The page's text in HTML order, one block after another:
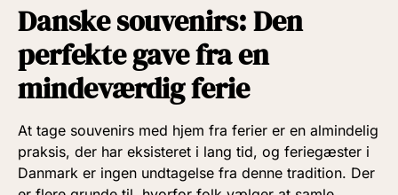
Danske souvenirs: Den
perfekte gave fra en
mindeværdig ferie
At tage souvenirs med hjem fra ferier er en almindelig
praksis, der har eksisteret i lang tid, og feriegæster i
Danmark er ingen undtagelse fra denne tradition. Der